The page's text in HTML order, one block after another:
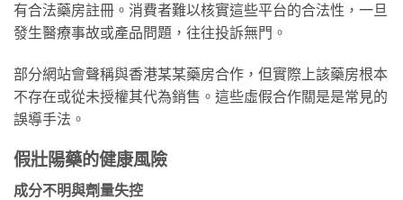
有合法藥房註冊。消費者難以核實這些平台的合法性，一旦
發生醫療事故或產品問題，往往投訴無門。
部分網站會聲稱與香港某某藥房合作，但實際上該藥房根本
不存在或從未授權其代為銷售。這些虛假合作關是是常見的
誤導手法。
假壯陽藥的健康風險
成分不明與劑量失控